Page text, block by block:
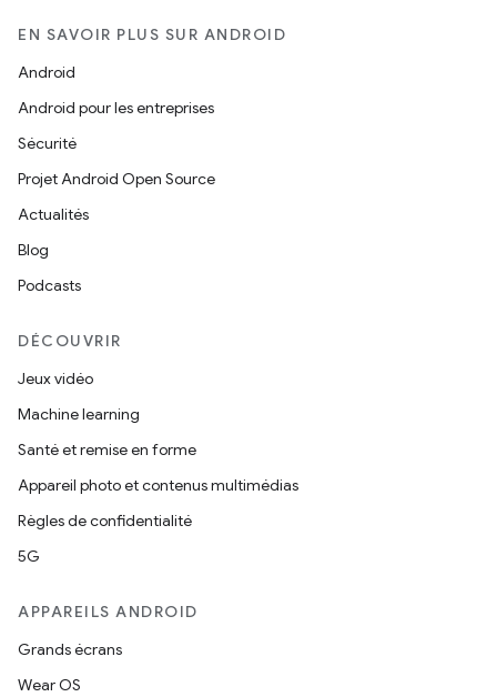
EN SAVOIR PLUS SUR ANDROID
Android
Android pour les entreprises
Sécurité
Projet Android Open Source
Actualités
Blog
Podcasts
DÉCOUVRIR
Jeux vidéo
Machine learning
Santé et remise en forme
Appareil photo et contenus multimédias
Règles de confidentialité
5G
APPAREILS ANDROID
Grands écrans
Wear OS